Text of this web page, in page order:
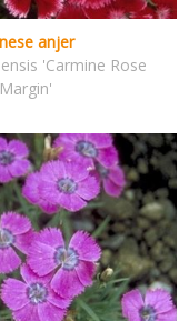
anjer
'Carmine Rose
Margin'